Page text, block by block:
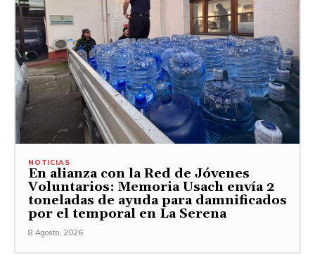
NOTICIAS
En alianza con la Red de Jóvenes
Voluntarios: Memoria Usach envía 2
toneladas de ayuda para damnificados
por el temporal en La Serena
8 Agosto, 2026